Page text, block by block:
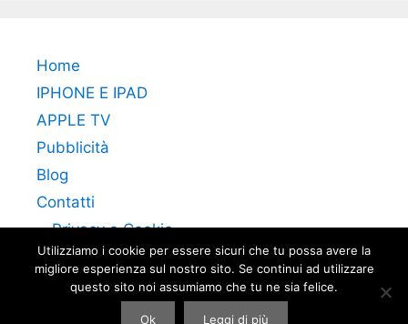
Home
IPHONE E IPAD
APPLE TV
Pubblicità
Blog
Contatti
Privacy e Cookie
Utilizziamo i cookie per essere sicuri che tu possa avere la
migliore esperienza sul nostro sito. Se continui ad utilizzare
questo sito noi assumiamo che tu ne sia felice.
Ok Leggi di più